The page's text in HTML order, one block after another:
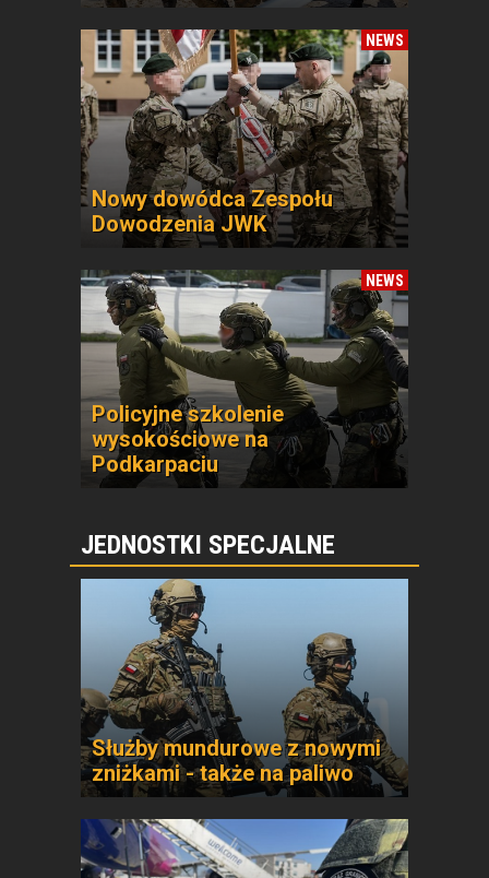
NEWS
Nowy dowódca Zespołu
Dowodzenia JWK
NEWS
Policyjne szkolenie
wysokościowe na
Podkarpaciu
JEDNOSTKI SPECJALNE
Służby mundurowe z nowymi
zniżkami - także na paliwo